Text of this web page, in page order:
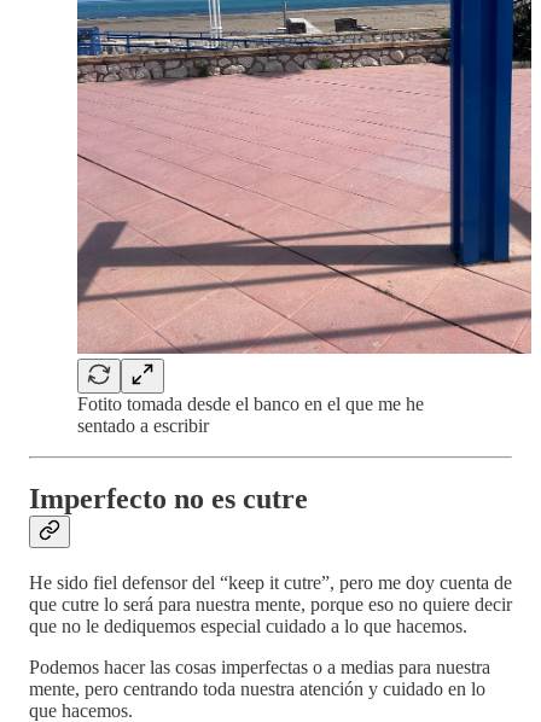
Fotito tomada desde el banco en el que me he
sentado a escribir
Imperfecto no es cutre
He sido fiel defensor del “keep it cutre”, pero me doy cuenta de
que cutre lo será para nuestra mente, porque eso no quiere decir
que no le dediquemos especial cuidado a lo que hacemos.
Podemos hacer las cosas imperfectas o a medias para nuestra
mente, pero centrando toda nuestra atención y cuidado en lo
que hacemos.